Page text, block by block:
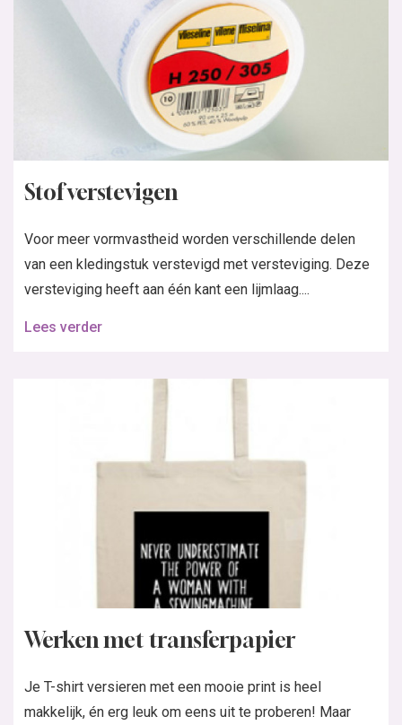
Stof verstevigen
Voor meer vormvastheid worden verschillende delen
van een kledingstuk verstevigd met versteviging. Deze
versteviging heeft aan één kant een lijmlaag....
Lees verder
Werken met transferpapier
Je T-shirt versieren met een mooie print is heel
makkelijk, én erg leuk om eens uit te proberen! Maar